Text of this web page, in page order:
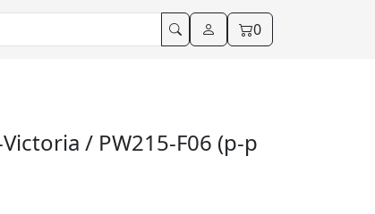
0
/ PW215-F06 (р-р